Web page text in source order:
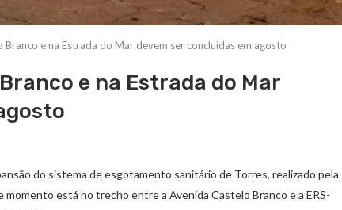
Branco e na Estrada do Mar devem ser concluídas em agosto
e na Estrada do Mar
do sistema de esgotamento sanitário de Torres, realizado pela
está no trecho entre a Avenida Castelo Branco e a ERS-